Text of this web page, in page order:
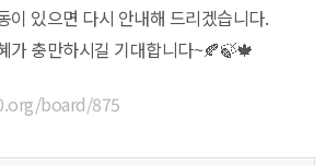
이 있으면 다시 안내해 드리겠습니다.
가 충만하시길 기대합니다~🍂🍃🍁
board/875